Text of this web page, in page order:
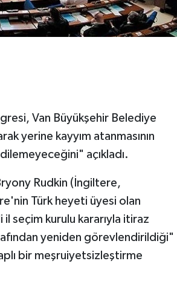
Van Büyükşehir Belediye
yerine kayyım atanmasının
açıkladı.
Rudkin (İngiltere,
Türk heyeti üyesi olan
seçim kurulu kararıyla itiraz
yeniden görevlendirildiği"
bir meşruiyetsizleştirme